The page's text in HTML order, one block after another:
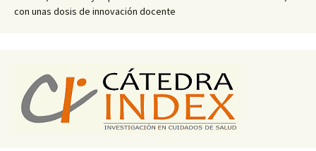
con unas dosis de innovación docente